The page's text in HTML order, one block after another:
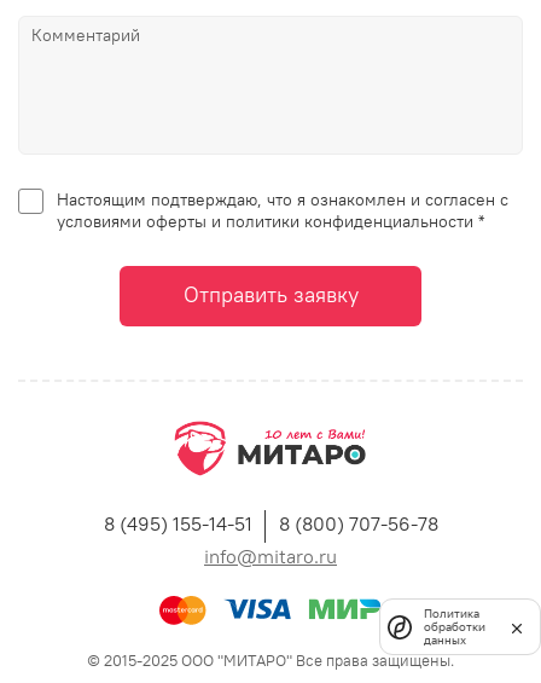
Настоящим подтверждаю, что я ознакомлен и согласен с
условиями оферты и политики конфиденциальности *
Отправить заявку
8 (495) 155-14-51
8 (800) 707-56-78
info@mitaro.ru
© 2015-2025 ООО "МИТАРО" Все права защищены.
Политика
обработки
данных